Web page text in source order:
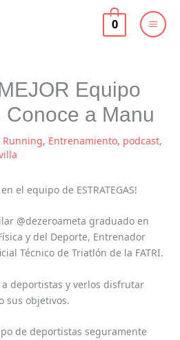
0
Equipo
Conoce a Manu
Running, Entrenamiento, podcast,
el equipo de ESTRATEGAS!
@dezeroameta graduado en
y del Deporte, Entrenador
Técnico de Triatlón de la FATRI.
deportistas y verlos disfrutar
sus objetivos.
de deportistas seguramente